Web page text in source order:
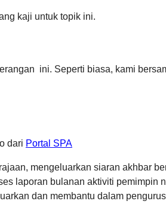
kaji untuk topik ini.
ini. Seperti biasa, kami
dari Portal SPA
mengeluarkan siaran akhbar
laporan bulanan aktiviti pemimpin
dan membantu dalam